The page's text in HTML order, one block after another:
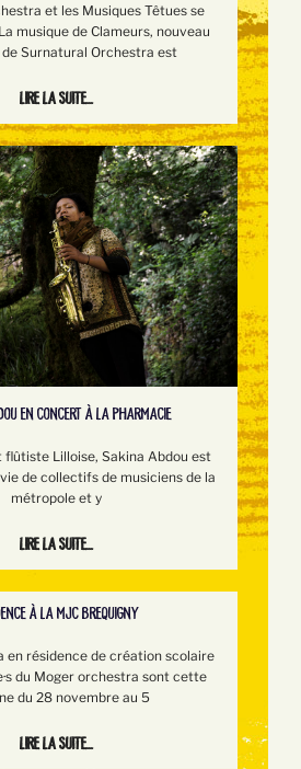
et les Musiques Têtues se
musique de Clameurs, nouveau
Surnatural Orchestra est
Lire la suite...
EN CONCERT À LA PHARMACIE
flûtiste Lilloise, Sakina Abdou est
de collectifs de musiciens de la
métropole et y
Lire la suite...
À LA MJC BREQUIGNY
en résidence de création scolaire
du Moger orchestra sont cette
du 28 novembre au 5
Lire la suite...